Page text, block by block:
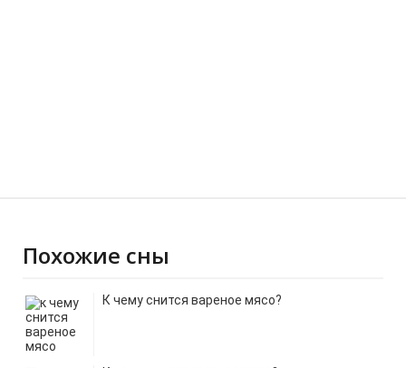
Похожие сны
К чему снится вареное мясо?